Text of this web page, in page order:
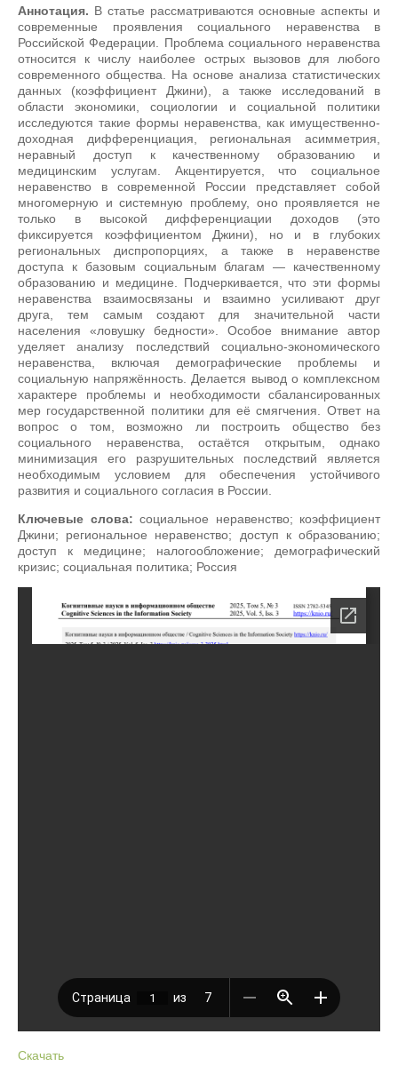
Аннотация. В статье рассматриваются основные аспекты и
современные проявления социального неравенства в
Российской Федерации. Проблема социального неравенства
относится к числу наиболее острых вызовов для любого
современного общества. На основе анализа статистических
данных (коэффициент Джини), а также исследований в
области экономики, социологии и социальной политики
исследуются такие формы неравенства, как имущественно-
доходная дифференциация, региональная асимметрия,
неравный доступ к качественному образованию и
медицинским услугам. Акцентируется, что социальное
неравенство в современной России представляет собой
многомерную и системную проблему, оно проявляется не
только в высокой дифференциации доходов (это
фиксируется коэффициентом Джини), но и в глубоких
региональных диспропорциях, а также в неравенстве
доступа к базовым социальным благам — качественному
образованию и медицине. Подчеркивается, что эти формы
неравенства взаимосвязаны и взаимно усиливают друг
друга, тем самым создают для значительной части
населения «ловушку бедности». Особое внимание автор
уделяет анализу последствий социально-экономического
неравенства, включая демографические проблемы и
социальную напряжённость. Делается вывод о комплексном
характере проблемы и необходимости сбалансированных
мер государственной политики для её смягчения. Ответ на
вопрос о том, возможно ли построить общество без
социального неравенства, остаётся открытым, однако
минимизация его разрушительных последствий является
необходимым условием для обеспечения устойчивого
развития и социального согласия в России.
Ключевые слова: социальное неравенство; коэффициент
Джини; региональное неравенство; доступ к образованию;
доступ к медицине; налогообложение; демографический
кризис; социальная политика; Россия
Скачать